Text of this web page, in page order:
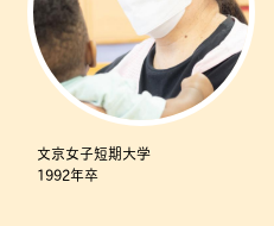
文京女子短期大学
1992年卒